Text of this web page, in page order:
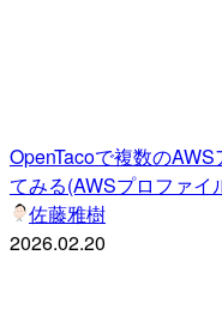
OpenTacoで複数の
てみる(AWSプロファイ
佐藤雅樹
2026.02.20